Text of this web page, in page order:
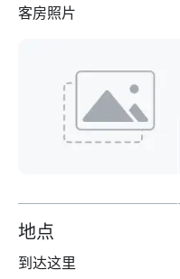
客房照片
地点
到达这里